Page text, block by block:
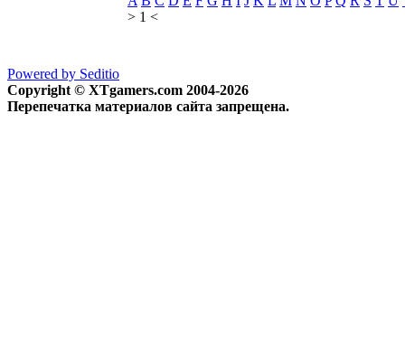
> 1 <
Powered by Seditio
Copyright © XTgamers.com 2004-2026
Перепечатка материалов сайта запрещена.